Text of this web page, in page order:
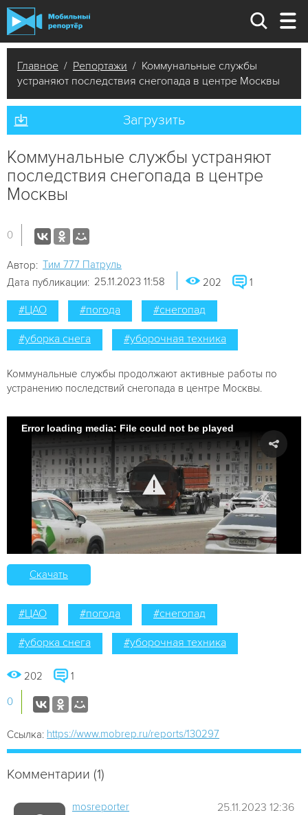
Главное / Репортажи / Коммунальные службы
устраняют последствия снегопада в центре Москвы
Загрузить
Коммунальные службы устраняют
последствия снегопада в центре
Москвы
0
Автор: Tим 777 Патруль
Дата публикации: 25.11.2023 11:58 202 1
#ЦАО #погода #снегопад
#уборка снега #уборочная техника
Коммунальные службы продолжают активные работы по
устранению последствий снегопада в центре Москвы.
Error loading media: File could not be played
Скачать
#ЦАО #погода #снегопад
#уборка снега #уборочная техника
202 1
0
Ссылка: https://www.mobrep.ru/reports/130297
Комментарии (1)
mosreporter 25.11.2023 12:36